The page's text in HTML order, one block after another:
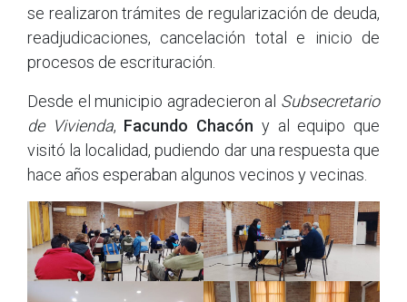
se realizaron trámites de regularización de deuda,
readjudicaciones, cancelación total e inicio de
procesos de escrituración.
Desde el municipio agradecieron al Subsecretario
de Vivienda, Facundo Chacón y al equipo que
visitó la localidad, pudiendo dar una respuesta que
hace años esperaban algunos vecinos y vecinas.